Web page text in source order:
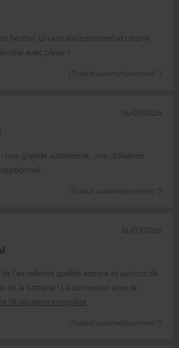
hésiter. Un son exceptionnel et un prix
avec plaisir !
(Traduit automatiquement *)
: une grande autonomie, une utilisation
(Traduit automatiquement *)
16/07/2026
de l'excellente qualité sonore et surtout de
de la batterie ! La connexion avec le
l’évaluation complète
(Traduit automatiquement *)
16/07/2026